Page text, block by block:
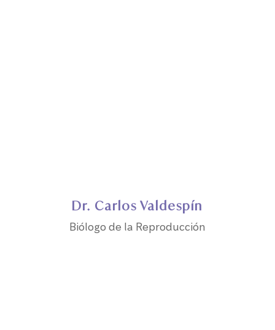
Dr. Carlos Valdespín
Biólogo de la Reproducción